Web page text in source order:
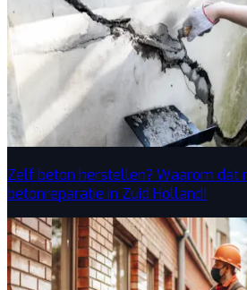
Zelf beton herstellen? Waarom dat
betonreparatie in Zuid Holland!